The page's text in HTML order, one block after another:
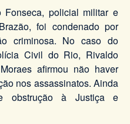
Fonseca, policial militar e
foi condenado por
criminosa. No caso do
Civil do Rio, Rivaldo
afirmou não haver
nos assassinatos. Ainda
obstrução à Justiça e